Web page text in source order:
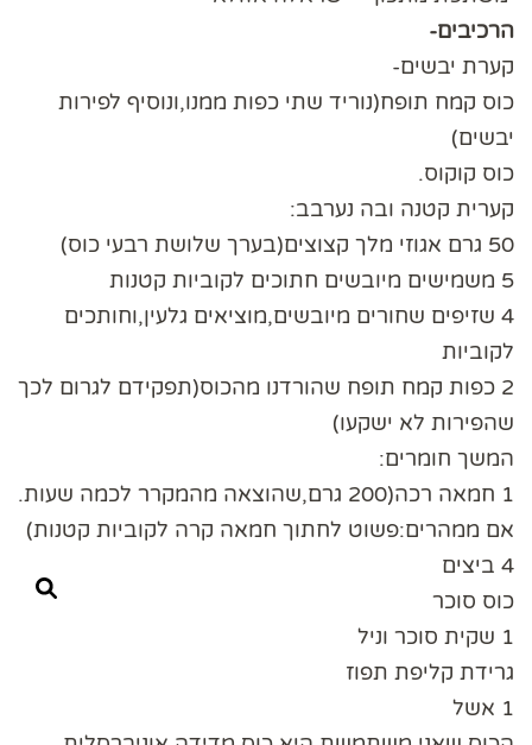
הרכיבים-
קערת יבשים-
כוס קמח תופח(נוריד שתי כפות ממנו,ונוסיף לפירות
יבשים)
כוס קוקוס.
קערית קטנה ובה נערבב:
50 גרם אגוזי מלך קצוצים(בערך שלושת רבעי כוס)
5 משמישים מיובשים חתוכים לקוביות קטנות
4 שזיפים שחורים מיובשים,מוציאים גלעין,וחותכים
לקוביות
2 כפות קמח תופח שהורדנו מהכוס(תפקידם לגרום לכך
שהפירות לא ישקעו)
המשך חומרים:
1 חמאה רכה(200 גרם,שהוצאה מהמקרר לכמה שעות.
אם ממהרים:פשוט לחתוך חמאה קרה לקוביות קטנות)
4 ביצים
כוס סוכר
1 שקית סוכר וניל
גרידת קליפת תפוז
1 אשל